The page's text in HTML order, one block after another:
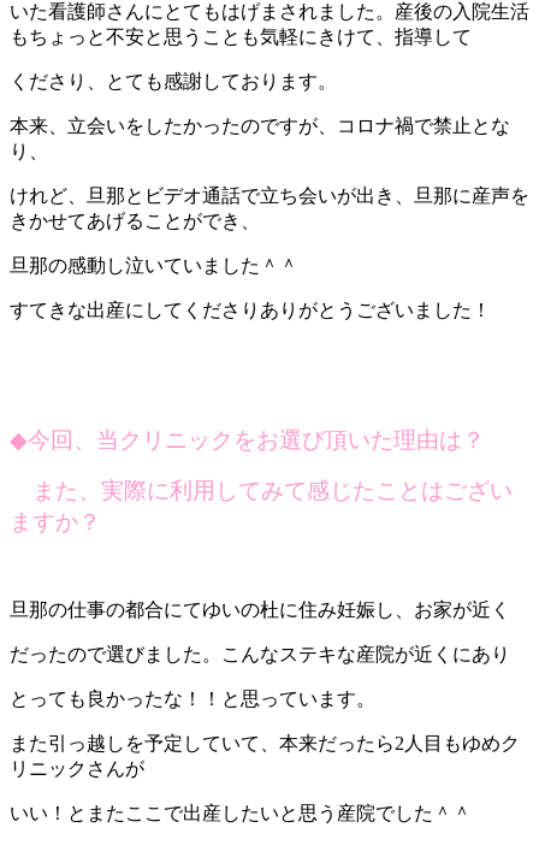
いた看護師さんにとてもはげまされました。産後の入院生活
もちょっと不安と思うことも気軽にきけて、指導して
くださり、とても感謝しております。
本来、立会いをしたかったのですが、コロナ禍で禁止とな
り、
けれど、旦那とビデオ通話で立ち会いが出き、旦那に産声を
きかせてあげることができ、
旦那の感動し泣いていました＾＾
すてきな出産にしてくださりありがとうございました！
◆今回、当クリニックをお選び頂いた理由は？
また、実際に利用してみて感じたことはござい
ますか？
旦那の仕事の都合にてゆいの杜に住み妊娠し、お家が近く
だったので選びました。こんなステキな産院が近くにあり
とっても良かったな！！と思っています。
また引っ越しを予定していて、本来だったら2人目もゆめク
リニックさんが
いい！とまたここで出産したいと思う産院でした＾＾